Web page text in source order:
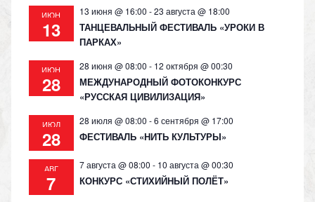
ИЮН
13
13 июня @ 16:00 -23 августа @ 18:00
ТАНЦЕВАЛЬНЫЙ ФЕСТИВАЛЬ «УРОКИ В
ПАРКАХ»
ИЮН
28
28 июня @ 08:00 - 12 октября @ 00:30
МЕЖДУНАРОДНЫЙ ФОТОКОНКУРС
«РУССКАЯ ЦИВИЛИЗАЦИЯ»
ИЮЛ
28
28 июля @ 08:00 -6 сентября @ 17:00
ФЕСТИВАЛЬ «НИТЬ КУЛЬТУРЫ»
АВГ
7
7 августа @ 08:00 - 10 августа @ 00:30
КОНКУРС «СТИХИЙНЫЙ ПОЛЁТ»